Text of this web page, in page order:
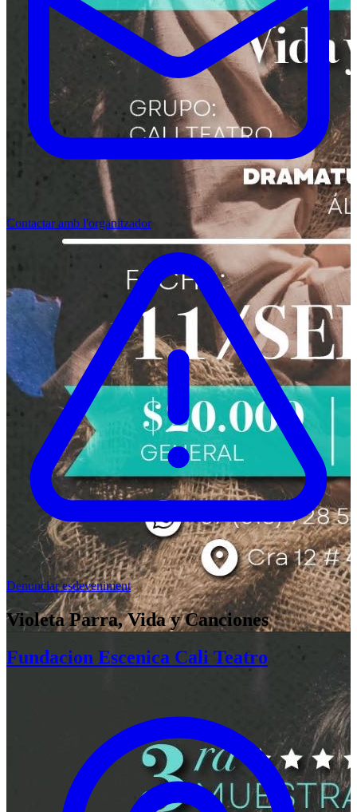
Contactar amb l'organitzador
Denunciar esdeveniment
Violeta Parra, Vida y Canciones
Fundacion Escenica Cali Teatro